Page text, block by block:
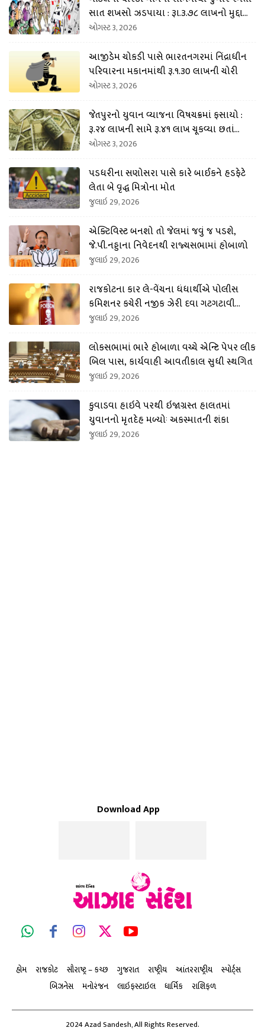
સાત શખસો ઝડપાયા : રૂા.૩.૭૮ લાખનો મુદ્દામા
લ કબજે
ઓગસ્ટ 3, 2026
આજીડેમ ચોકડી પાસે ભારતનગરમાં નિંદ્રાધીન
પરિવારના મકાનમાંથી રૂ.૧.૩૦ લાખની ચોરી
ઓગસ્ટ 3, 2026
જેતપુરનો યુવાન વ્યાજના વિષચક્રમાં ફસાયો :
રૂ.૨૪ લાખની સામે રૂ.૪૧ લાખ ચૂકવ્યા છતાં
ધમકી અપાતી
ઓગસ્ટ 3, 2026
પડધરીના સણોસરા પાસે કારે બાઈકને હડફેટે
લેતા બે વૃદ્ધ મિત્રોના મોત
જુલાઇ 29, 2026
એક્ટિવિસ્ટ બનશો તો જેલમાં જવું જ પડશે,
જે.પી.નડ્ડાના નિવેદનથી રાજ્યસભામાં હોબાળો
જુલાઇ 29, 2026
રાજકોટના કાર લે-વેંચના ધંધાર્થીએ પોલીસ
કમિશનર કચેરી નજીક ઝેરી દવા ગટગટાવી
લીધી
જુલાઇ 29, 2026
લોકસભામાં ભારે હોબાળા વચ્ચે એન્ટિ પેપર લીક
બિલ પાસ, કાર્યવાહી આવતીકાલ સુધી સ્થગિત
જુલાઇ 29, 2026
કુવાડવા હાઇવે પરથી ઇજાગ્રસ્ત હાલતમાં
યુવાનનો મૃતદેહ મળ્યોઃ અકસ્માતની શંકા
જુલાઇ 29, 2026
Download App
હોમ રાજકોટ સૌરાષ્ટ્ર – કચ્છ ગુજરાત રાષ્ટ્રીય આંતરરાષ્ટ્રીય
સ્પોર્ટ્સ
બિઝનેસ
મનોરંજન લાઇફસ્ટાઇલ ધાર્મિક રાશિફળ
2024 Azad Sandesh, All Rights Reserved.